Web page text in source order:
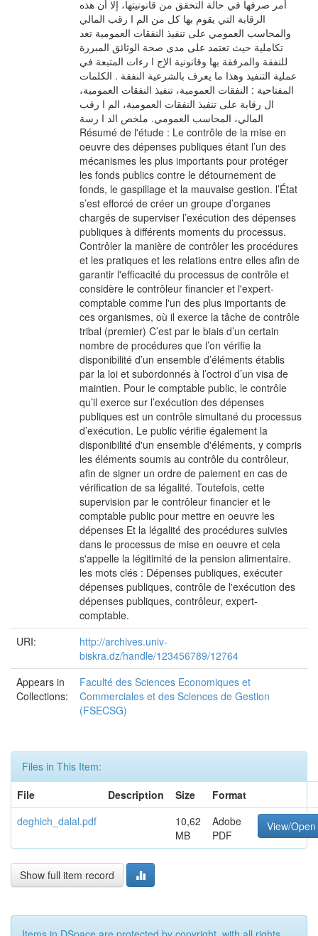
أمر صرفها في حالة التحقق من قانونيتها، إلا أن هذه
الرقابة التي يقوم بها كل من الم ا رقب المالي
والمحاسب العمومي على تنفيذ النفقات العمومية تعد
تكاملية حيث تعتمد على مدى صحة الوثائق المبررة
للنفقة والمرفقة بها وقانونية الإج ا رءات المتبعة في
عملية التنفيذ وهذا ما يعرف بالشرعية النفقة . الكلمات
المفتاحية : النفقات العمومية، تنفيذ النفقات العمومية،
ال رقابة على تنفيذ النفقات العمومية، الم ا رقب
المالي، المحاسب العمومي. ملخص الد ا رسة
Résumé de l'étude : Le contrôle de la mise en
oeuvre des dépenses publiques étant l’un des
mécanismes les plus importants pour protéger
les fonds publics contre le détournement de
fonds, le gaspillage et la mauvaise gestion. l’État
s’est efforcé de créer un groupe d’organes
chargés de superviser l’exécution des dépenses
publiques à différents moments du processus.
Contrôler la manière de contrôler les procédures
et les pratiques et les relations entre elles afin de
garantir l'efficacité du processus de contrôle et
considère le contrôleur financier et l'expert-
comptable comme l'un des plus importants de
ces organismes, où il exerce la tâche de contrôle
tribal (premier) C’est par le biais d’un certain
nombre de procédures que l’on vérifie la
disponibilité d’un ensemble d’éléments établis
par la loi et subordonnés à l’octroi d’un visa de
maintien. Pour le comptable public, le contrôle
qu’il exerce sur l’exécution des dépenses
publiques est un contrôle simultané du processus
d’exécution. Le public vérifie également la
disponibilité d'un ensemble d'éléments, y compris
les éléments soumis au contrôle du contrôleur,
afin de signer un ordre de paiement en cas de
vérification de sa légalité. Toutefois, cette
supervision par le contrôleur financier et le
comptable public pour mettre en oeuvre les
dépenses Et la légalité des procédures suivies
dans le processus de mise en oeuvre et cela
s'appelle la légitimité de la pension alimentaire.
les mots clés : Dépenses publiques, exécuter
dépenses publiques, contrôle de l'exécution des
dépenses publiques, contrôleur, expert-
comptable.
URI:
http://archives.univ-
biskra.dz/handle/123456789/12764
Appears in
Collections:
Faculté des Sciences Economiques et
Commerciales et des Sciences de Gestion
(FSECSG)
Files in This Item:
File
Description Size
Format
deghich_dalal.pdf
10,62
MB
Adobe
PDF
View/Open
Show full item record